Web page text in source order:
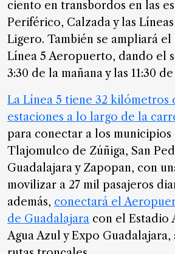
noticias
FAQ
ciento en transbordos en las
Periférico, Calzada y las
Ligero. También se ampliará
Línea 5 Aeropuerto, dando el
3:30 de la mañana y las 11:30
La Línea 5 tiene 32 kilómetros
estaciones a lo largo de la
para conectar a los municipios
Tlajomulco de Zúñiga, San
Guadalajara y Zapopan, con
movilizar a 27 mil pasajeros
además, conectará el
de Guadalajara con el Estadio
Agua Azul y Expo Guadalajara,